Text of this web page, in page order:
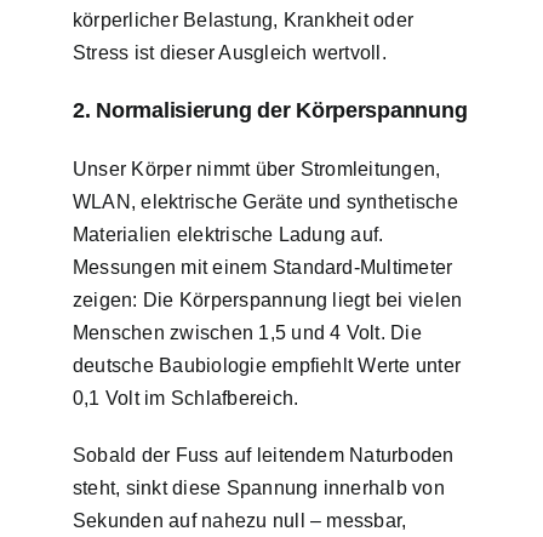
körperlicher Belastung, Krankheit oder
Stress ist dieser Ausgleich wertvoll.
2. Normalisierung der Körperspannung
Unser Körper nimmt über Stromleitungen,
WLAN, elektrische Geräte und synthetische
Materialien elektrische Ladung auf.
Messungen mit einem Standard-Multimeter
zeigen: Die Körperspannung liegt bei vielen
Menschen zwischen 1,5 und 4 Volt. Die
deutsche Baubiologie empfiehlt Werte unter
0,1 Volt im Schlafbereich.
Sobald der Fuss auf leitendem Naturboden
steht, sinkt diese Spannung innerhalb von
Sekunden auf nahezu null – messbar,